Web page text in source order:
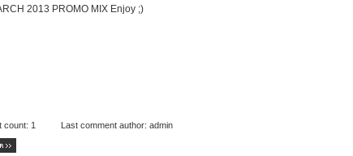
2013 PROMO MIX Enjoy ;)
count: 1 Last comment author: admin
>>